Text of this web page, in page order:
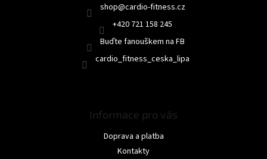
shop@cardio-fitness.cz
+420 721 158 245
Buďte fanouškem na FB
cardio_fitness_ceska_lipa
Informace pro vás
Doprava a platba
Kontakty